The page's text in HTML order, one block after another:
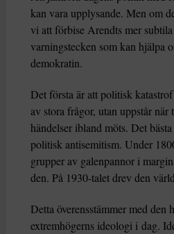
kan vara upplysande. Men om
vi att förbise Arendts mer
varningstecken som kan hjälpa
demokratin.
Det första är att politisk
av stora frågor, utan uppstår
händelser ibland möts. Det
politisk antisemitism. Under
grupper av galenpannor i
den. På 1930-talet drev den
Detta överensstämmer med den
extremhögerns ideologi i dag.